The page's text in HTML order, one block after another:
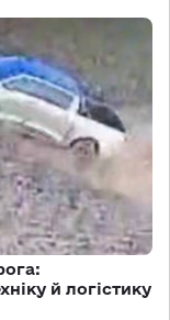
й логістику